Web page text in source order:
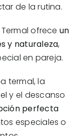
de la rutina.
ofrece un
y naturaleza,
en pareja.
termal, la
y el descanso
perfecta
especiales o